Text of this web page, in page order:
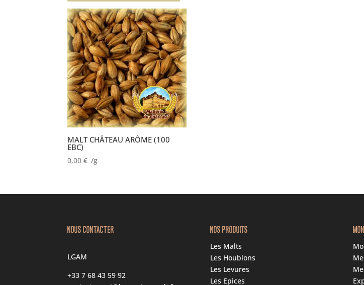
MALT CHÂTEAU ARÔME (100
EBC)
0,00€ /g
NOUS CONTACTER
LGAM
+33 7 68 43 59 92
NOS PRODUITS
Les Malts
Les Houblons
Les Levures
Les Epices